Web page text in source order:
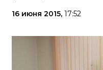
16 июня 2015, 17:52